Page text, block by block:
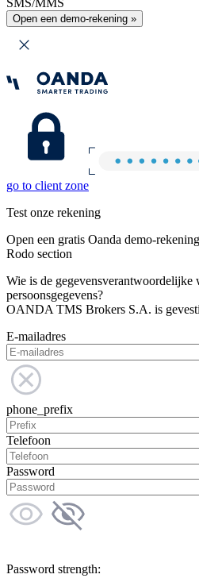
SMS/MMS
Open een demo-rekening »
go to client zone
Test onze rekening
Open een gratis Oanda demo-rekening
Rodo section
Wie is de gegevensverantwoordelijke
persoonsgegevens?
OANDA TMS Brokers S.A. is
E-mailadres
phone_prefix
Telefoon
Password
Password strength: